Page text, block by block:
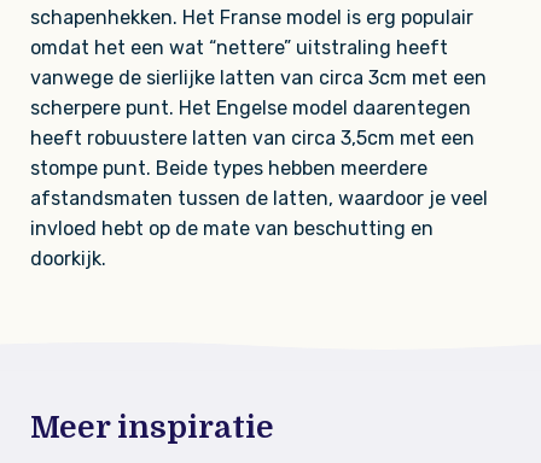
schapenhekken. Het Franse model is erg populair
omdat het een wat “nettere” uitstraling heeft
vanwege de sierlijke latten van circa 3cm met een
scherpere punt. Het Engelse model daarentegen
heeft robuustere latten van circa 3,5cm met een
stompe punt. Beide types hebben meerdere
afstandsmaten tussen de latten, waardoor je veel
invloed hebt op de mate van beschutting en
doorkijk.
Meer inspiratie